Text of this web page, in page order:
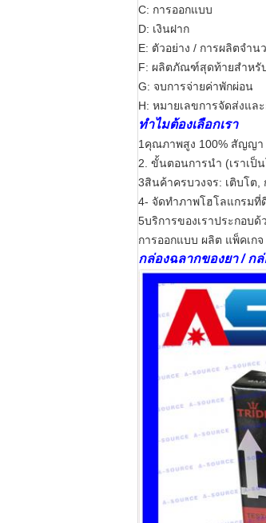
C: การออกแบบ
D: เงินฝาก
E: ตัวอย่าง / การผลิตจําน
F: ผลิตภัณฑ์สุดท้ายสําหรั
G: จบการจ่ายค่าพักผ่อน
H: หมายเลขการจัดส่งแล
ทําไมต้องเลือกเรา
1คุณภาพสูง 100% สัญญา
2. ขั้นตอนการนํา (เราเป็
3สินค้าครบวงจร: เติบโต,
4- จัดทําภาพโฮโลแกรมที่
5บริการของเราประกอบด้
การออกแบบ ผลิต แพ็คเก
กล่องฉลากของยา / ก